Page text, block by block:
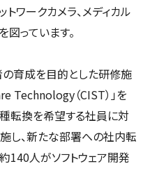
ワークカメラ、メディカル
っています。
の育成を目的とした研修施
（CIST）」を
転換を希望する社員に対
し、新たな部署への社内転
140人がソフトウェア開発